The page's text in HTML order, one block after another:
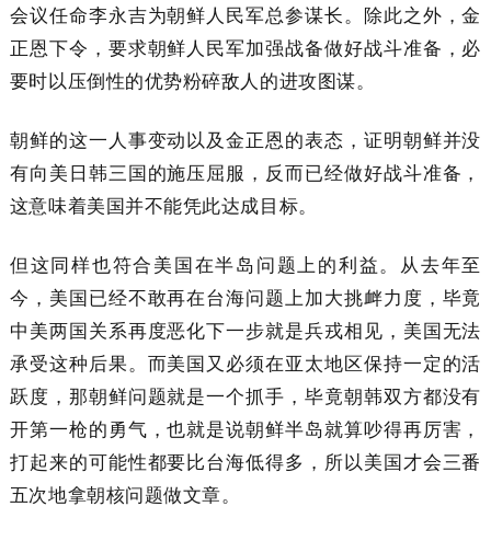
会议任命李永吉为朝鲜人民军总参谋长。除此之外，金
正恩下令，要求朝鲜人民军加强战备做好战斗准备，必
要时以压倒性的优势粉碎敌人的进攻图谋。
朝鲜的这一人事变动以及金正恩的表态，证明朝鲜并没
有向美日韩三国的施压屈服，反而已经做好战斗准备，
这意味着美国并不能凭此达成目标。
但这同样也符合美国在半岛问题上的利益。从去年至
今，美国已经不敢再在台海问题上加大挑衅力度，毕竟
中美两国关系再度恶化下一步就是兵戎相见，美国无法
承受这种后果。而美国又必须在亚太地区保持一定的活
跃度，那朝鲜问题就是一个抓手，毕竟朝韩双方都没有
开第一枪的勇气，也就是说朝鲜半岛就算吵得再厉害，
打起来的可能性都要比台海低得多，所以美国才会三番
五次地拿朝核问题做文章。